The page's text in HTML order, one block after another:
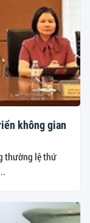
không gian
thường lệ thứ